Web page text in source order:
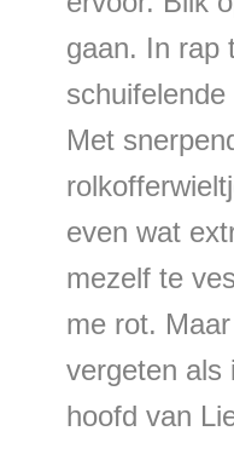
gaan. In rap
Met
even wat
mezelf te
me rot.
vergeten als
hoofd van